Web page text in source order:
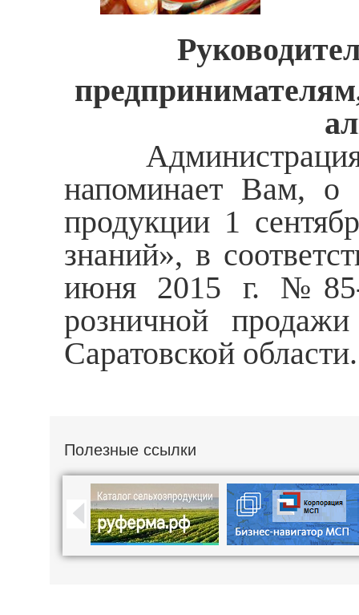
Администрация
напоминает Вам, о
продукции 1
знаний», в
июня 2015 г. №85-
розничной
Саратовской области.
Полезные ссылки